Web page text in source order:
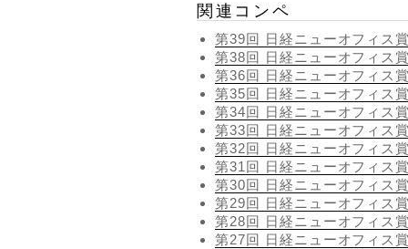
関連コンペ
第39回 日経ニューオフィス
第38回 日経ニューオフィス
第36回 日経ニューオフィス
第35回 日経ニューオフィス
第34回 日経ニューオフィス
第33回 日経ニューオフィス
第32回 日経ニューオフィス
第31回 日経ニューオフィス
第30回 日経ニューオフィス
第29回 日経ニューオフィス
第28回 日経ニューオフィス
第27回 日経ニューオフィス